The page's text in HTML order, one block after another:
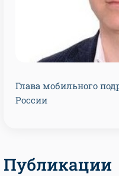
Глава мобильного
России
Публикации